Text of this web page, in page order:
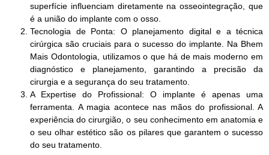
superfície influenciam diretamente na osseointegração, que
é a união do implante com o osso.
Tecnologia de Ponta: O planejamento digital e a técnica
cirúrgica são cruciais para o sucesso do implante. Na Bhem
Mais Odontologia, utilizamos o que há de mais moderno em
diagnóstico e planejamento, garantindo a precisão da
cirurgia e a segurança do seu tratamento.
A Expertise do Profissional: O implante é apenas uma
ferramenta. A magia acontece nas mãos do profissional. A
experiência do cirurgião, o seu conhecimento em anatomia e
o seu olhar estético são os pilares que garantem o sucesso
do seu tratamento.